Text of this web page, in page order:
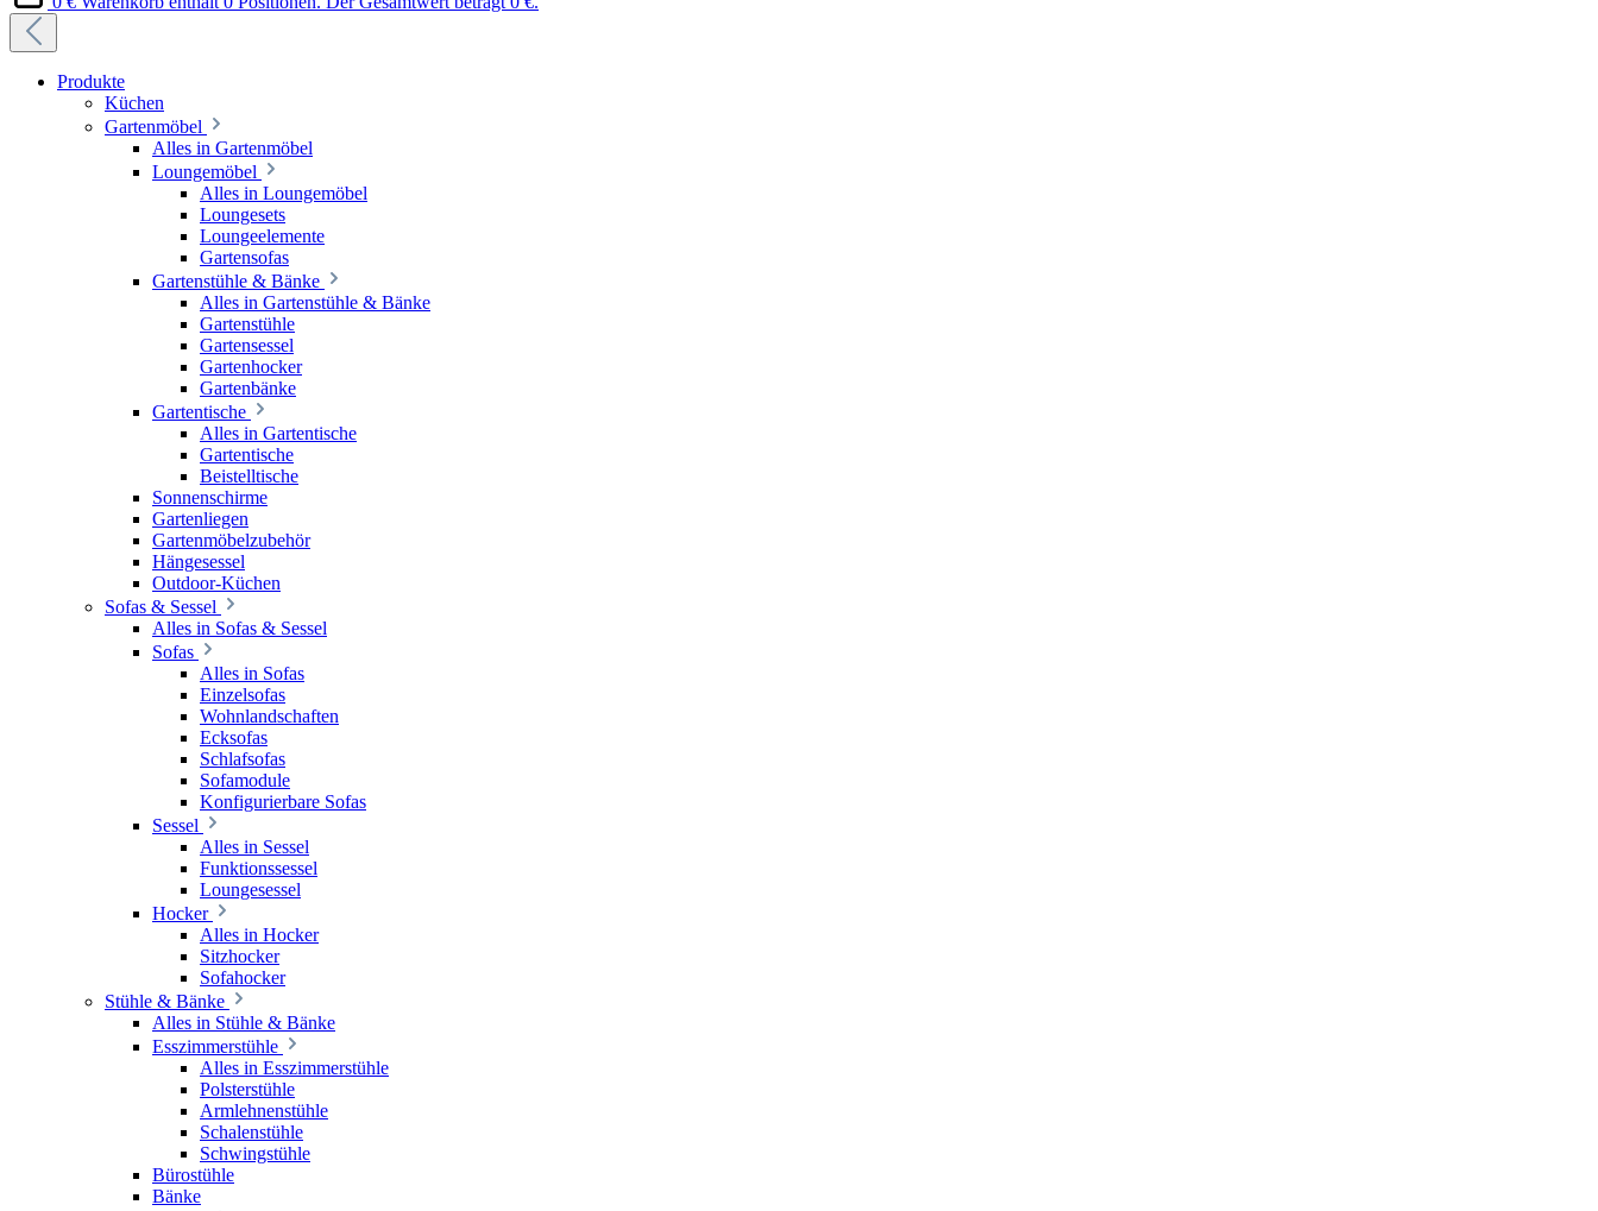
Produkte
Küchen
Gartenmöbel
Alles in Gartenmöbel
Loungemöbel
Alles in Loungemöbel
Loungesets
Loungeelemente
Gartensofas
Gartenstühle & Bänke
Alles in Gartenstühle & Bänke
Gartenstühle
Gartensessel
Gartenhocker
Gartenbänke
Gartentische
Alles in Gartentische
Gartentische
Beistelltische
Sonnenschirme
Gartenliegen
Gartenmöbelzubehör
Hängesessel
Outdoor-Küchen
Sofas & Sessel
Alles in Sofas & Sessel
Sofas
Alles in Sofas
Einzelsofas
Wohnlandschaften
Ecksofas
Schlafsofas
Sofamodule
Konfigurierbare Sofas
Sessel
Alles in Sessel
Funktionssessel
Loungesessel
Hocker
Alles in Hocker
Sitzhocker
Sofahocker
Stühle & Bänke
Alles in Stühle & Bänke
Esszimmerstühle
Alles in Esszimmerstühle
Polsterstühle
Armlehnenstühle
Schalenstühle
Schwingstühle
Bürostühle
Bänke